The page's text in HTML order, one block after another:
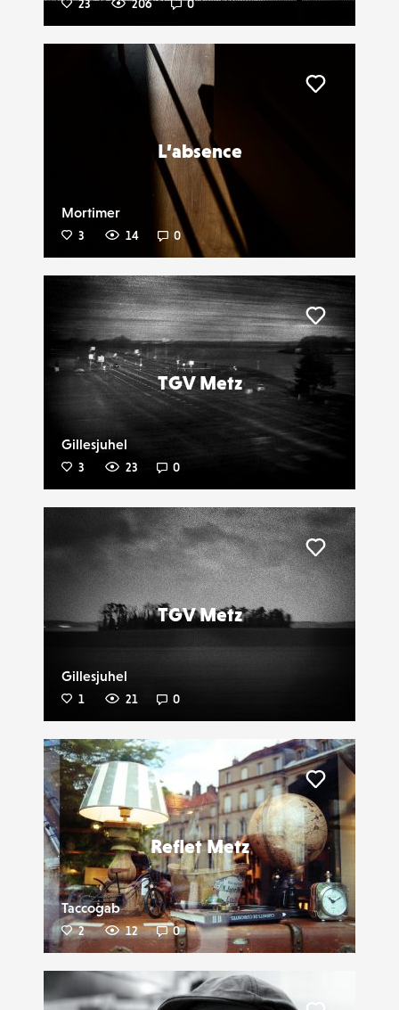
23 206 0
L’absence
Mortimer
3 14 0
TGV Metz
Gillesjuhel
3 23 0
Liker
TGV Metz
Gillesjuhel
1 21 0
Liker
Reflet Metz
Taccogab
2 12 0